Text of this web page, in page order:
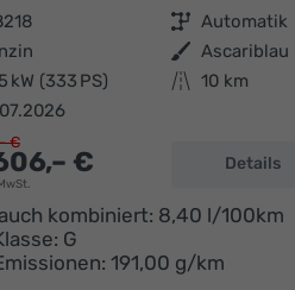
Getriebe Automatik
Außenfarbe Ascariblau
kW (333 PS) Kilometerstand 10 km
€
€
Details
kombiniert: 8,40 l/100km
G
191,00 g/km